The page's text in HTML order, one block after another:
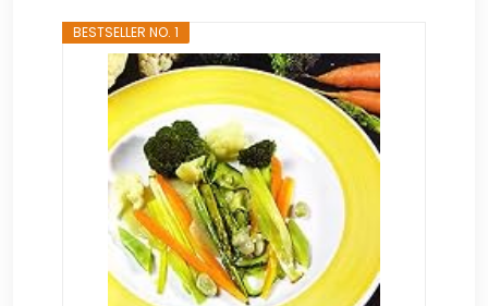
BESTSELLER NO. 1